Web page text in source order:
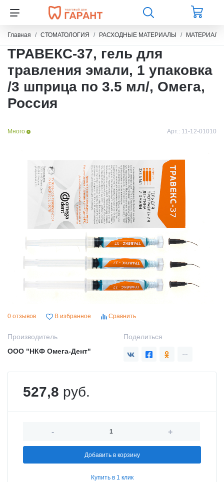
Главная СТОМАТОЛОГИЯ РАСХОДНЫЕ МАТЕРИАЛЫ
ТРАВЕКС-37, гель для
травления эмали, 1 упаковка
/3 шприца по 3.5 мл/, Омега,
Россия
Много Арт.: 11-12-01010
0 отзывов В избранное Сравнить
Производитель
ООО "НКФ Омега-Дент"
Поделиться
527,8 руб.
- +
Добавить в корзину
Купить в 1 клик